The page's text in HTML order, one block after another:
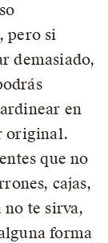
pero si
demasiado,
en
original.
que no
cajas,
te sirva,
forma